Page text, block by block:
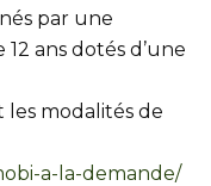
par une
ans dotés d’une
les modalités de
a-la-demande/